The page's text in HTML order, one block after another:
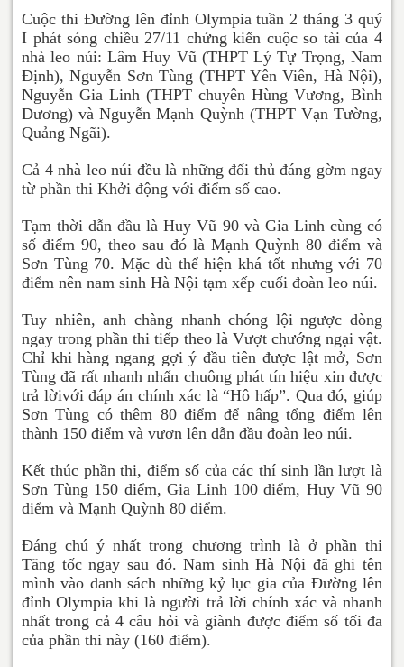
Cuộc thi Đường lên đỉnh Olympia tuần 2 tháng 3 quý
I phát sóng chiều 27/11 chứng kiến cuộc so tài của 4
nhà leo núi: Lâm Huy Vũ (THPT Lý Tự Trọng, Nam
Định), Nguyễn Sơn Tùng (THPT Yên Viên, Hà Nội),
Nguyễn Gia Linh (THPT chuyên Hùng Vương, Bình
Dương) và Nguyễn Mạnh Quỳnh (THPT Vạn Tường,
Quảng Ngãi).
Cả 4 nhà leo núi đều là những đối thủ đáng gờm ngay
từ phần thi Khởi động với điểm số cao.
Tạm thời dẫn đầu là Huy Vũ 90 và Gia Linh cùng có
số điểm 90, theo sau đó là Mạnh Quỳnh 80 điểm và
Sơn Tùng 70. Mặc dù thể hiện khá tốt nhưng với 70
điểm nên nam sinh Hà Nội tạm xếp cuối đoàn leo núi.
Tuy nhiên, anh chàng nhanh chóng lội ngược dòng
ngay trong phần thi tiếp theo là Vượt chướng ngại vật.
Chỉ khi hàng ngang gợi ý đầu tiên được lật mở, Sơn
Tùng đã rất nhanh nhấn chuông phát tín hiệu xin được
trả lờivới đáp án chính xác là “Hô hấp”. Qua đó, giúp
Sơn Tùng có thêm 80 điểm để nâng tổng điểm lên
thành 150 điểm và vươn lên dẫn đầu đoàn leo núi.
Kết thúc phần thi, điểm số của các thí sinh lần lượt là
Sơn Tùng 150 điểm, Gia Linh 100 điểm, Huy Vũ 90
điểm và Mạnh Quỳnh 80 điểm.
Đáng chú ý nhất trong chương trình là ở phần thi
Tăng tốc ngay sau đó. Nam sinh Hà Nội đã ghi tên
mình vào danh sách những kỷ lục gia của Đường lên
đỉnh Olympia khi là người trả lời chính xác và nhanh
nhất trong cả 4 câu hỏi và giành được điểm số tối đa
của phần thi này (160 điểm).